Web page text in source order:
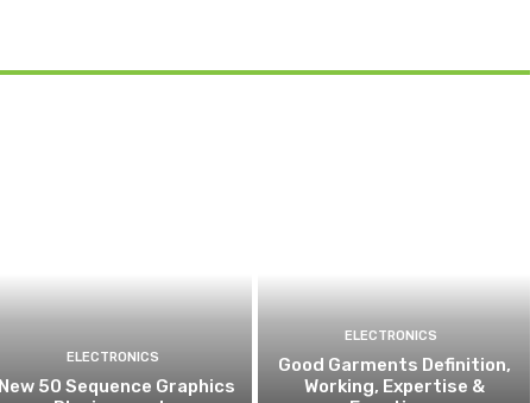
ELECTRONICS
New 50 Sequence Graphics
ELECTRONICS
Good Garments Definition,
Working, Expertise &